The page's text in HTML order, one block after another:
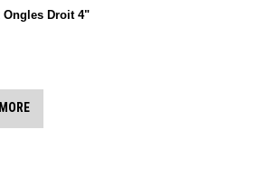
Ongles Droit 4"
MORE